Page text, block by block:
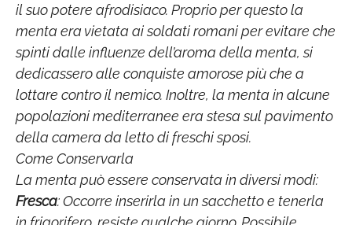
il suo potere afrodisiaco. Proprio per questo la
menta era vietata ai soldati romani per evitare che
spinti dalle influenze dell’aroma della menta, si
dedicassero alle conquiste amorose più che a
lottare contro il nemico. Inoltre, la menta in alcune
popolazioni mediterranee era stesa sul pavimento
della camera da letto di freschi sposi.
Come Conservarla
La menta può essere conservata in diversi modi:
Fresca: Occorre inserirla in un sacchetto e tenerla